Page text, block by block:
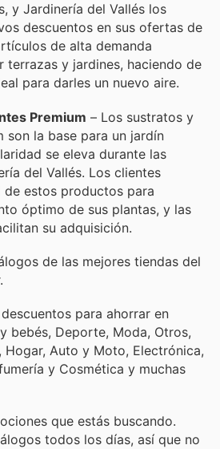
y Jardinería del Vallés los
descuentos en sus ofertas de
de alta demanda
terrazas y jardines, haciendo de
para darles un nuevo aire.
Premium – Los sustratos y
son la base para un jardín
se eleva durante las
del Vallés. Los clientes
estos productos para
óptimo de sus plantas, y las
su adquisición.
de las mejores tiendas del
para ahorrar en
bebés, Deporte, Moda, Otros,
Hogar, Auto y Moto, Electrónica,
y Cosmética y muchas
que estás buscando.
todos los días, así que no